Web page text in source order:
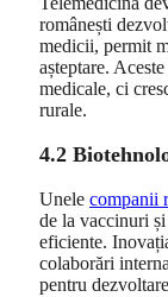
românești
medicii, permit
așteptare.
medicale, ci
rurale.
4.2
Unele companii
de la vaccinuri
eficiente.
colaborări
pentru